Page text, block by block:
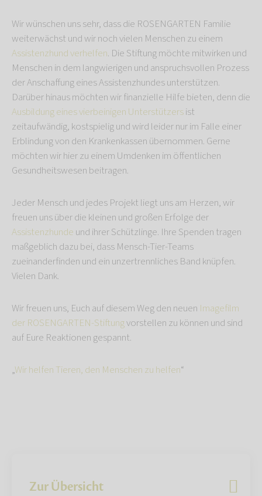
Wir wünschen uns sehr, dass die ROSENGARTEN Familie
weiterwächst und wir noch vielen Menschen zu einem
Assistenzhund verhelfen. Die Stiftung möchte mitwirken und
Menschen in dem langwierigen und anspruchsvollen Prozess
der Anschaffung eines Assistenzhundes unterstützen.
Darüber hinaus möchten wir finanzielle Hilfe bieten, denn die
Ausbildung eines vierbeinigen Unterstützersist
zeitaufwändig, kostspielig und wird leider nur im Falle einer
Erblindung von den Krankenkassen übernommen. Gerne
möchten wir hier zu einem Umdenken im öffentlichen
Gesundheitswesen beitragen.
Jeder Mensch und jedes Projekt liegt uns am Herzen, wir
freuen uns über die kleinen und großen Erfolge der
Assistenzhunde und ihrer Schützlinge. Ihre Spenden tragen
maßgeblich dazu bei, dass Mensch-Tier-Teams
zueinanderfinden und ein unzertrennliches Band knüpfen.
Vielen Dank.
Wir freuen uns, Euch auf diesem Weg den neuen Imagefilm
der ROSENGARTEN-Stiftungvorstellen zu können und sind
auf Eure Reaktionen gespannt.
„Wir helfen Tieren, den Menschen zu helfen“
Zur Übersicht